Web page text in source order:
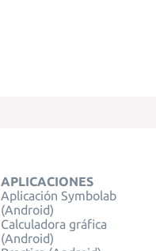
APLICACIONES
Aplicación Symbolab
(Android)
Calculadora gráfica
(Android)